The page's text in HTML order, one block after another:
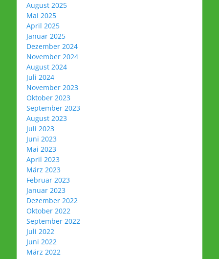
August 2025
Mai 2025
April 2025
Januar 2025
Dezember 2024
November 2024
August 2024
Juli 2024
November 2023
Oktober 2023
September 2023
August 2023
Juli 2023
Juni 2023
Mai 2023
April 2023
März 2023
Februar 2023
Januar 2023
Dezember 2022
Oktober 2022
September 2022
Juli 2022
Juni 2022
März 2022